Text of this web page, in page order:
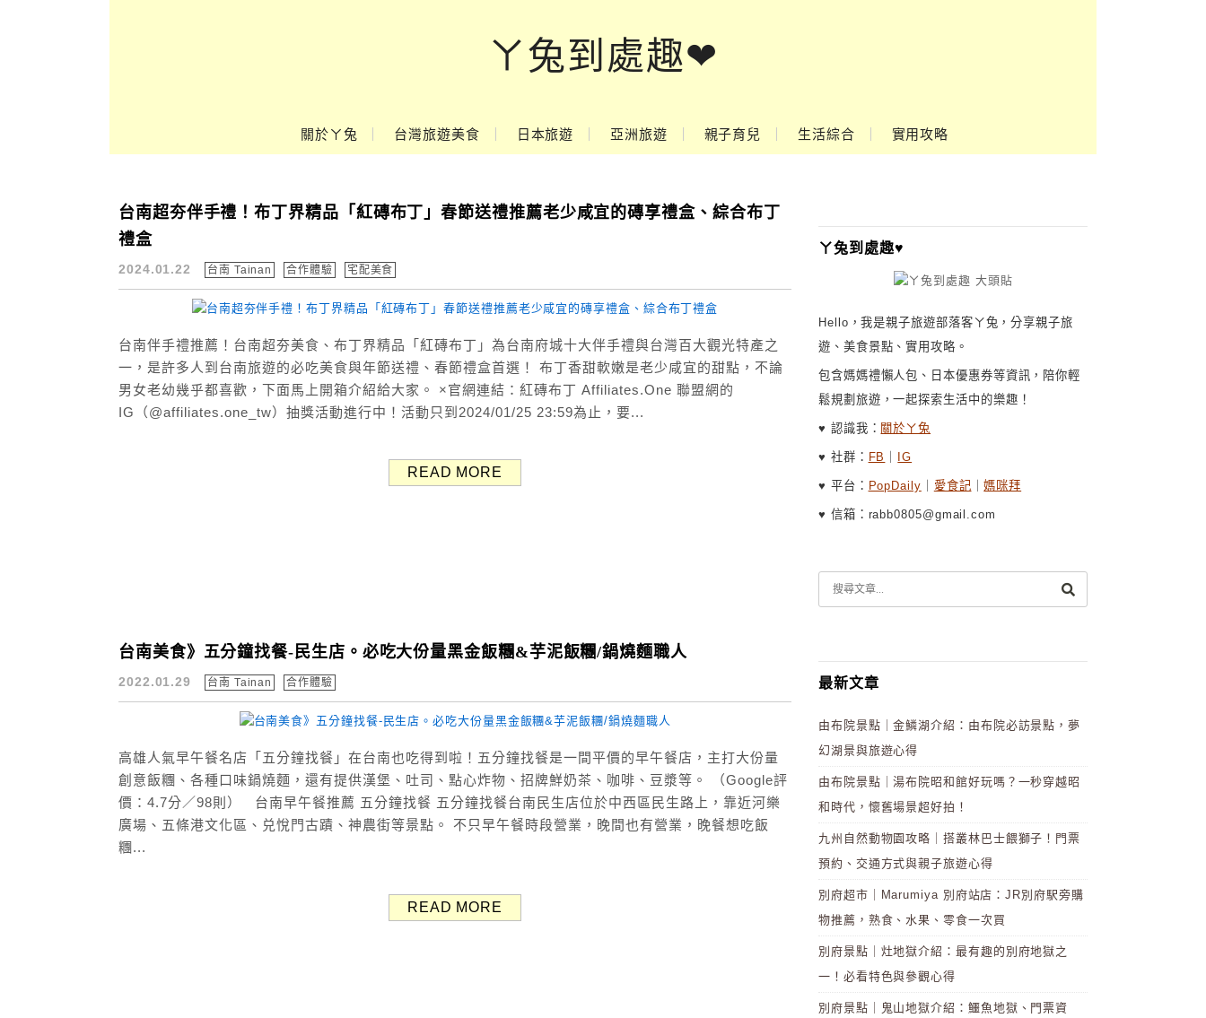
ㄚ兔到處趣❤
關於ㄚ兔 台灣旅遊美食 日本旅遊 亞洲旅遊 親子育兒 生活綜合 實用攻略
台南美食
台南超夯伴手禮！布丁界精品「紅磚布丁」春節送禮推薦老少咸宜的磚享禮盒、綜合布丁
禮盒
2024.01.22 台南 Tainan 合作體驗 宅配美食
台南伴手禮推薦！台南超夯美食、布丁界精品「紅磚布丁」為台南府城十大伴手禮與台灣百大觀光特產之
一，是許多人到台南旅遊的必吃美食與年節送禮、春節禮盒首選！ 布丁香甜軟嫩是老少咸宜的甜點，不論
男女老幼幾乎都喜歡，下面馬上開箱介紹給大家。 ×官網連結：紅磚布丁 Affiliates.One 聯盟網的
IG（@affiliates.one_tw）抽獎活動進行中！活動只到2024/01/25 23:59為止，要...
READ MORE
台南美食》五分鐘找餐-民生店。必吃大份量黑金飯糰&芋泥飯糰/鍋燒麵職人
2022.01.29 台南 Tainan 合作體驗
高雄人氣早午餐名店「五分鐘找餐」在台南也吃得到啦！五分鐘找餐是一間平價的早午餐店，主打大份量
創意飯糰、各種口味鍋燒麵，還有提供漢堡、吐司、點心炸物、招牌鮮奶茶、咖啡、豆漿等。 （Google評
價：4.7分／98則） 台南早午餐推薦 五分鐘找餐 五分鐘找餐台南民生店位於中西區民生路上，靠近河樂
廣場、五條港文化區、兑悅門古蹟、神農街等景點。 不只早午餐時段營業，晚間也有營業，晚餐想吃飯
糰...
READ MORE
ㄚ兔到處趣♥
Hello，我是親子旅遊部落客ㄚ兔，分享親子旅
遊、美食景點、實用攻略。
包含媽媽禮懶人包、日本優惠券等資訊，陪你輕
鬆規劃旅遊，一起探索生活中的樂趣！
♥ 認識我： 關於ㄚ兔
♥ 社群： FB IG
♥ 平台： PopDaily 愛食記 ｜媽咪拜
♥ 信箱：rabb0805@gmail.com
最新文章
由布院景點｜金鱗湖介紹：由布院必訪景點，夢
幻湖景與旅遊心得
由布院景點｜湯布院昭和館好玩嗎？一秒穿越昭
和時代，懷舊場景超好拍！
九州自然動物園攻略｜搭叢林巴士餵獅子！門票
預約、交通方式與親子旅遊心得
別府超市｜Marumiya 別府站店：JR別府駅旁購
物推薦，熟食、水果、零食一次買
別府景點｜灶地獄介紹：最有趣的別府地獄之
一！必看特色與參觀心得
別府景點｜鬼山地獄介紹：鱷魚地獄、門票資